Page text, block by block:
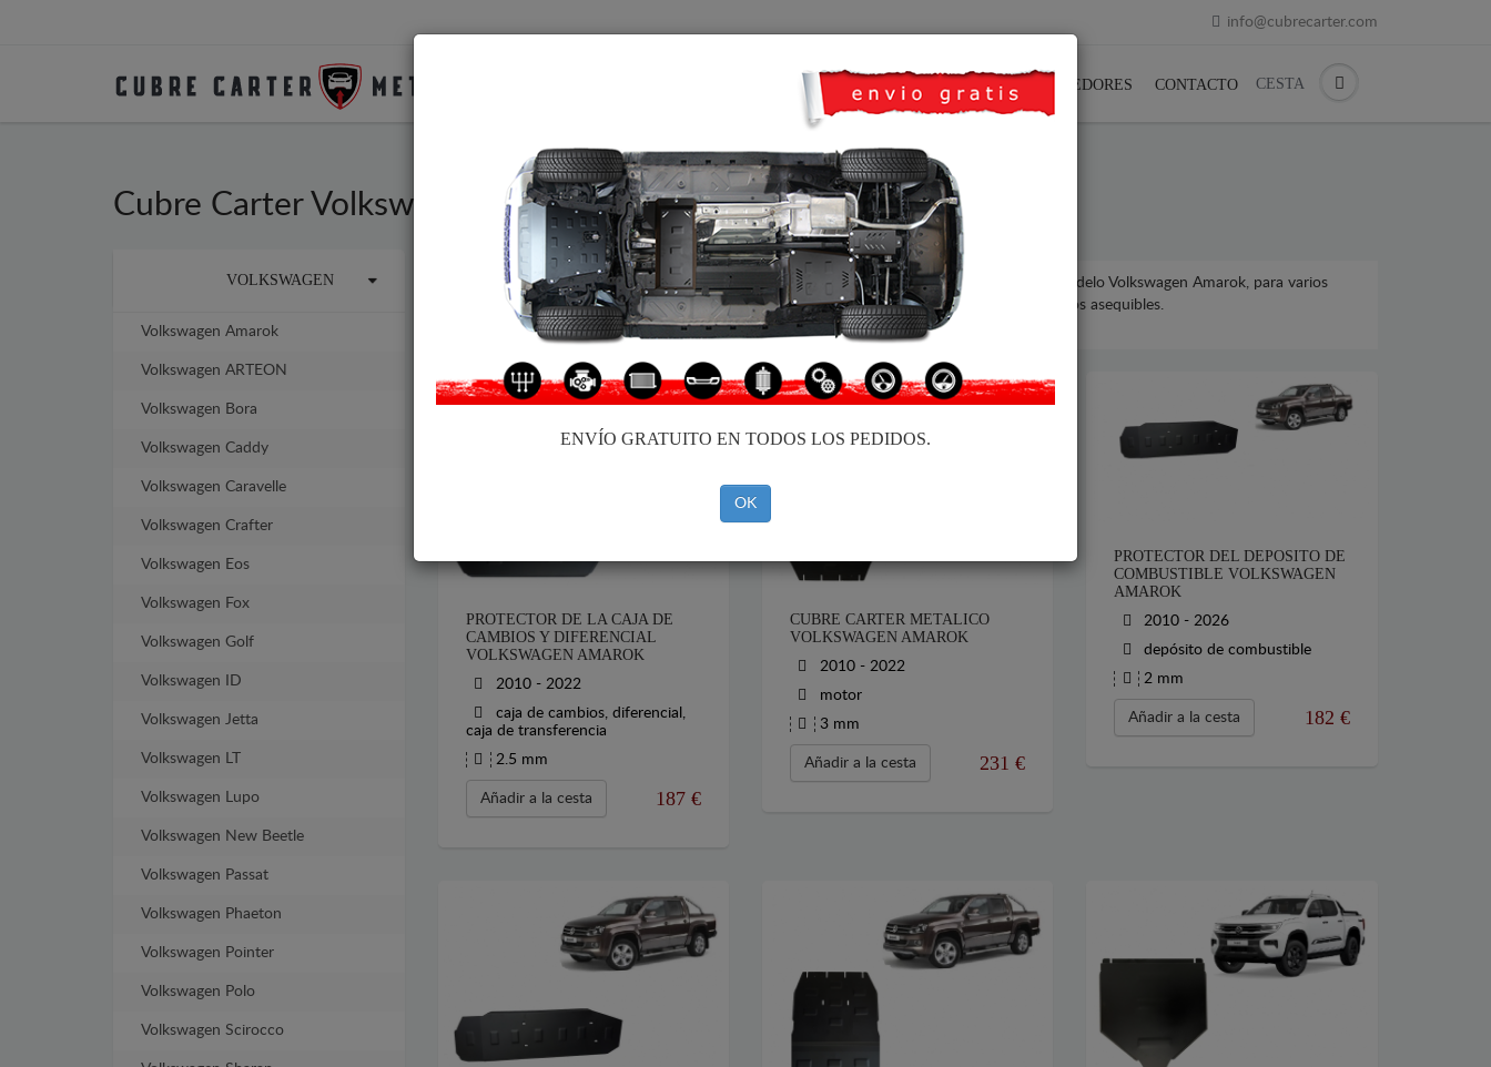
info@cubrecarter.com
TRANSPORTE FEEDBACK REVENDEDORES CONTACTO CESTA
Cubre Carter Volkswagen Amarok
VOLKSWAGEN
Volkswagen Amarok
Volkswagen ARTEON
Volkswagen Bora
Volkswagen Caddy
Volkswagen Caravelle
Volkswagen Crafter
Volkswagen Eos
Volkswagen Fox
Volkswagen Golf
Volkswagen ID
Volkswagen Jetta
Volkswagen LT
Volkswagen Lupo
Volkswagen New Beetle
Volkswagen Passat
Volkswagen Phaeton
Volkswagen Pointer
Volkswagen Polo
Volkswagen Scirocco
Cubre carter metalico para el motor y la caja de cambios de los vehículos Volkswagen, modelo Volkswagen Amarok, para varios
años de fabricación. Cubre carter metalico, 2-3 mm de espesor, fáciles de montar, a precios asequibles.
No necesita homologación con ITV
PROTECTOR DE LA CAJA DE
CAMBIOS Y DIFERENCIAL
VOLKSWAGEN AMAROK
2010 - 2022
caja de cambios, diferencial,
caja de transferencia
2.5 mm
Añadir a la cesta 187€
CUBRE CARTER METALICO
VOLKSWAGEN AMAROK
2010 - 2022
motor
3 mm
Añadir a la cesta 231 €
PROTECTOR DEL DEPOSITO DE
COMBUSTIBLE VOLKSWAGEN
AMAROK
2010 - 2026
depósito de combustible
2 mm
Añadir a la cesta 182 €
ENVÍO GRATUITO EN TODOS LOS PEDIDOS.
OK